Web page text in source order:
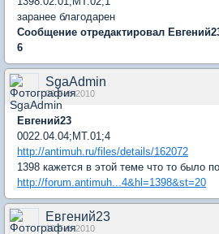
заранее благодарен
Сообщение отредактировал
6
SgaAdmin
09 Feb 2010
Евгений23
0022.04.04;МТ.01;4
http://antimuh.ru/files/details/162072
1398 кажется в этой теме что то было
http://forum.antimuh...4&hl=1398&st=20
Евгений23
10 Feb 2010